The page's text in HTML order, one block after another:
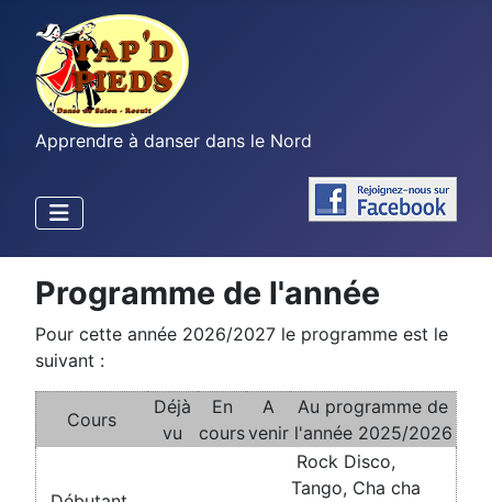
Apprendre à danser dans le Nord
Programme de l'année
Pour cette année 2026/2027 le programme est le
suivant :
Cours
Déjà
vu
En
cours
A
venir
Au programme de
l'année 2025/2026
Rock Disco,
Tango, Cha cha